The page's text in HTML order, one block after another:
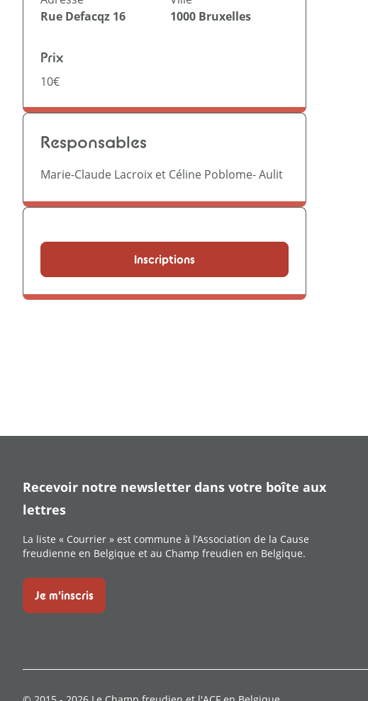
Rue Defacqz 16
1000 Bruxelles
Prix
10€
Responsables
Marie-Claude Lacroix et Céline Poblome- Aulit
Inscriptions
Recevoir notre newsletter dans votre boîte aux
lettres
La liste « Courrier » est commune à l’Association de la Cause
freudienne en Belgique et au Champ freudien en Belgique.
Je m'inscris